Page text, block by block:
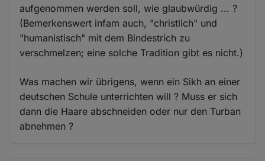
aufgenommen werden soll, wie glaubwürdig ... ?
(Bemerkenswert infam auch, "christlich" und
"humanistisch" mit dem Bindestrich zu
verschmelzen; eine solche Tradition gibt es nicht.)
Was machen wir übrigens, wenn ein Sikh an einer
deutschen Schule unterrichten will ? Muss er sich
dann die Haare abschneiden oder nur den Turban
abnehmen ?